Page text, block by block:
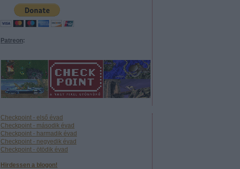
Patreon:
Checkpoint - első évad
Checkpoint - második évad
Checkpoint - harmadik évad
Checkpoint - negyedik évad
Checkpoint - ötödik évad
Hirdessen a blogon!